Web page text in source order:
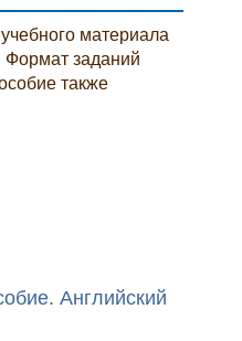
материала
Формат заданий
также
Английский